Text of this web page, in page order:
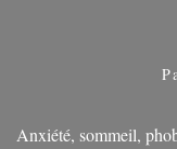
Anxiété, sommeil,